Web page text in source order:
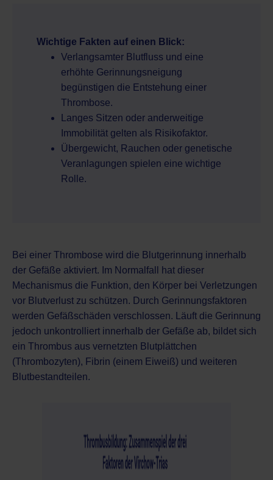
Wichtige Fakten auf einen Blick:
Verlangsamter Blutfluss und eine
erhöhte Gerinnungsneigung
begünstigen die Entstehung einer
Thrombose.
Langes Sitzen oder anderweitige
Immobilität gelten als Risikofaktor.
Übergewicht, Rauchen oder genetische
Veranlagungen spielen eine wichtige
Rolle.
Bei einer Thrombose wird die Blutgerinnung innerhalb
der Gefäße aktiviert. Im Normalfall hat dieser
Mechanismus die Funktion, den Körper bei Verletzungen
vor Blutverlust zu schützen. Durch Gerinnungsfaktoren
werden Gefäßschäden verschlossen. Läuft die Gerinnung
jedoch unkontrolliert innerhalb der Gefäße ab, bildet sich
ein Thrombus aus vernetzten Blutplättchen
(Thrombozyten), Fibrin (einem Eiweiß) und weiteren
Blutbestandteilen.